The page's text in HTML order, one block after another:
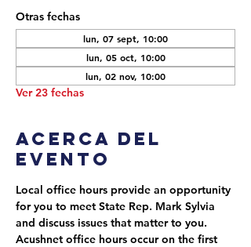
Otras fechas
lun, 07 sept, 10:00
lun, 05 oct, 10:00
lun, 02 nov, 10:00
Ver 23 fechas
Acerca del
evento
Local office hours provide an opportunity
for you to meet State Rep. Mark Sylvia
and discuss issues that matter to you.
Acushnet office hours occur on the first